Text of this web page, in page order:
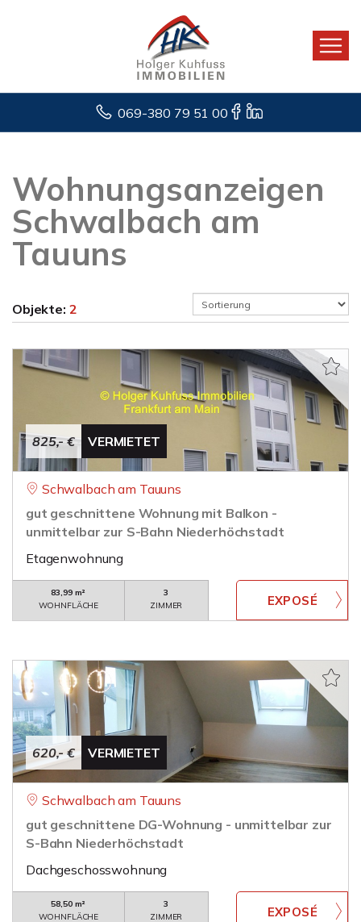
069-380 79 51 00
Wohnungsanzeigen
Schwalbach am
Tauuns
Objekte: 2
825,- € VERMIETET
Schwalbach am Tauuns
gut geschnittene Wohnung mit Balkon -
unmittelbar zur S-Bahn Niederhöchstadt
Etagenwohnung
83,99 m²
WOHNFLÄCHE
3
ZIMMER
620,- € VERMIETET
Schwalbach am Tauuns
gut geschnittene DG-Wohnung - unmittelbar zur
S-Bahn Niederhöchstadt
Dachgeschosswohnung
58,50 m²
WOHNFLÄCHE
3
ZIMMER